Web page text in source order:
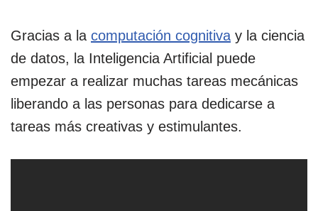
Gracias a la computación cognitiva y la ciencia
de datos, la Inteligencia Artificial puede
empezar a realizar muchas tareas mecánicas
liberando a las personas para dedicarse a
tareas más creativas y estimulantes.